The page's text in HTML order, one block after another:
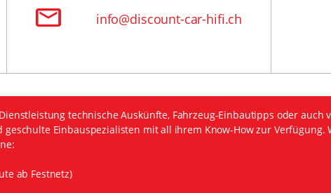
info@discount-car-hifi.ch
technische Auskünfte, Fahrzeug-Einbautipps oder
Einbauspezialisten mit all ihrem Know-How zur Verfügung.
ab Festnetz)